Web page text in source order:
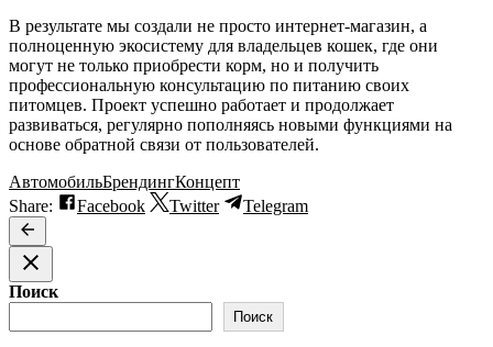
В результате мы создали не просто интернет-магазин, а
полноценную экосистему для владельцев кошек, где они
могут не только приобрести корм, но и получить
профессиональную консультацию по питанию своих
питомцев. Проект успешно работает и продолжает
развиваться, регулярно пополняясь новыми функциями на
основе обратной связи от пользователей.
АвтомобильБрендингКонцепт
Share:
Facebook Twitter Telegram
Поиск
Поиск